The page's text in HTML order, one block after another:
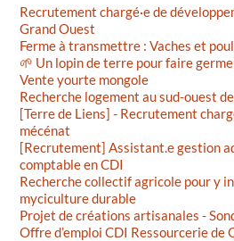
Recrutement chargé·e de
Grand Ouest
Ferme à transmettre : Vaches et
🌱 Un lopin de terre pour faire
Vente yourte mongole
Recherche logement au sud-ouest
[Terre de Liens] - Recrutement
mécénat
[Recrutement] Assistant.e gestion
comptable en CDI
Recherche collectif agricole pour y
myciculture durable
Projet de créations artisanales -
Offre d’emploi CDI Ressourcerie de